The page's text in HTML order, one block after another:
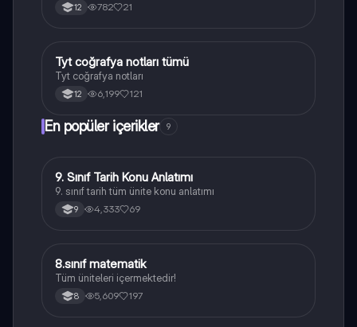
12 782 21
Coğrafya
Tyt coğrafya notları tümü
Tyt coğrafya notları
12 6,199 121
En popüler içerikler 9
Tarih
9. Sınıf Tarih Konu Anlatımı
9. sınıf tarih tüm ünite konu anlatımı
9 4,333 69
Matematik
8.sınıf matematik
Tüm üniteleri içermektedir!
8 5,609 197